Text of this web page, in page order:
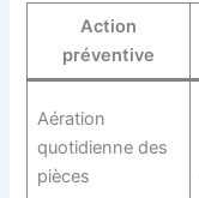
Action
préventive
Aération
quotidienne des
pièces